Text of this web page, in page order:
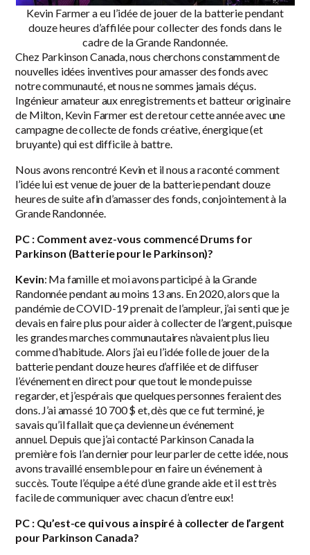
Kevin Farmer a eu l’idée de jouer de la batterie pendant
douze heures d’affilée pour collecter des fonds dans le
cadre de la Grande Randonnée.
Chez Parkinson Canada, nous cherchons constamment de
nouvelles idées inventives pour amasser des fonds avec
notre communauté, et nous ne sommes jamais déçus.
Ingénieur amateur aux enregistrements et batteur originaire
de Milton, Kevin Farmer est de retour cette année avec une
campagne de collecte de fonds créative, énergique (et
bruyante) qui est difficile à battre.
Nous avons rencontré Kevin et il nous a raconté comment
l’idée lui est venue de jouer de la batterie pendant douze
heures de suite afin d’amasser des fonds, conjointement à la
Grande Randonnée.
PC : Comment avez-vous commencé Drums for
Parkinson (Batterie pour le Parkinson)?
Kevin: Ma famille et moi avons participé à la Grande
Randonnée pendant au moins 13 ans. En 2020, alors que la
pandémie de COVID-19 prenait de l’ampleur, j’ai senti que je
devais en faire plus pour aider à collecter de l’argent, puisque
les grandes marches communautaires n’avaient plus lieu
comme d’habitude. Alors j’ai eu l’idée folle de jouer de la
batterie pendant douze heures d’affilée et de diffuser
l’événement en direct pour que tout le monde puisse
regarder, et j’espérais que quelques personnes feraient des
dons. J’ai amassé 10 700 $ et, dès que ce fut terminé, je
savais qu’il fallait que ça devienne un événement
annuel. Depuis que j’ai contacté Parkinson Canada la
première fois l’an dernier pour leur parler de cette idée, nous
avons travaillé ensemble pour en faire un événement à
succès. Toute l’équipe a été d’une grande aide et il est très
facile de communiquer avec chacun d’entre eux!
PC : Qu’est-ce qui vous a inspiré à collecter de l’argent
pour Parkinson Canada?